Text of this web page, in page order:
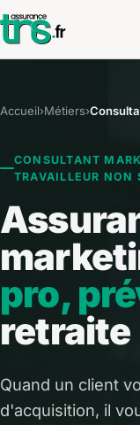
Accueil›Métiers›
CONSULTANT
TRAVAILLEUR NON
pro,
retraite
Quand un client
d'acquisition, il